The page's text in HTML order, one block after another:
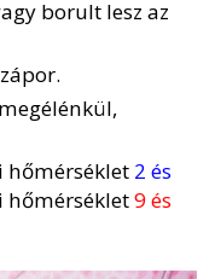
borult lesz az
hőmérséklet 2 és
hőmérséklet9 és